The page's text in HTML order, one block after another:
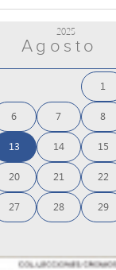
2025
Agosto
1
6 7 8
13 14 15
20 21 22
27 28 29